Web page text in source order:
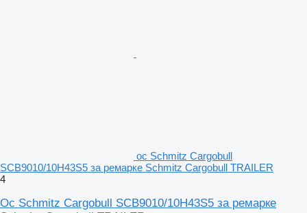
ос Schmitz Cargobull
SCB9010/10H43S5 за ремарке Schmitz Cargobull TRAILER
4
Ос Schmitz Cargobull SCB9010/10H43S5 за ремарке